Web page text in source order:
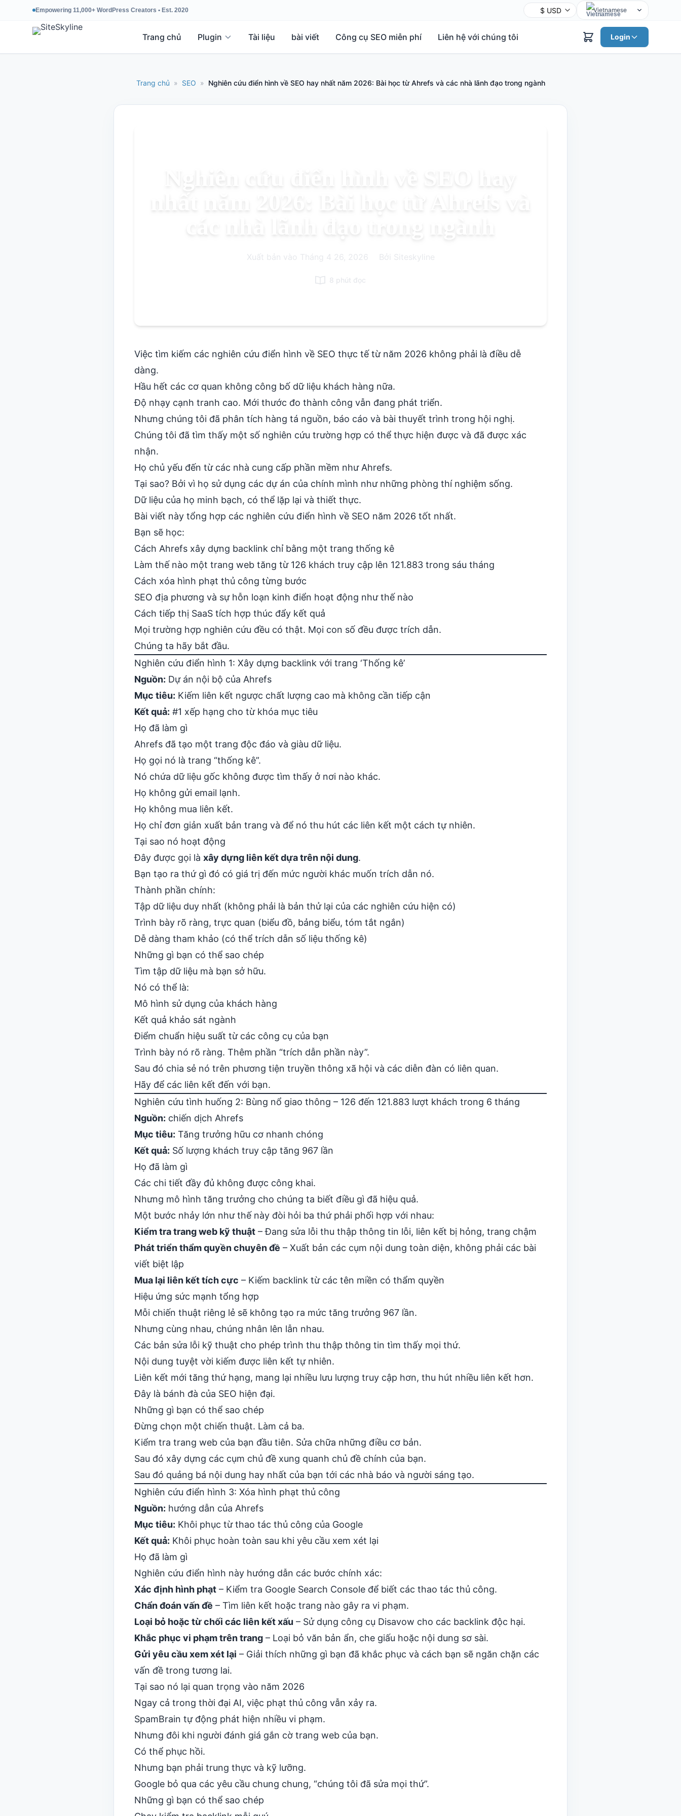
Empowering 11,000+ WordPress Creators • Est. 2020 Vietnamese
English
Chinese
Trang chủ Plugin Tài liệu bài viết Công cụ SEO miễn phí Liên hệ với chúng tôi Login
Trang chủ » SEO » Nghiên cứu điển hình về SEO hay nhất năm 2026: Bài học từ Ahrefs và các nhà lãnh đạo trong ngành
Nghiên cứu điển hình về SEO hay
Xuất bản vào Tháng 4 26, 2026 Bởi Siteskyline
8 phút đọc
Việc tìm kiếm các nghiên cứu điển hình về SEO thực tế từ năm 2026 không phải là điều dễ
dàng.
Hầu hết các cơ quan không công bố dữ liệu khách hàng nữa.
Độ nhạy cạnh tranh cao. Mới thước đo thành công vẫn đang phát triển.
Nhưng chúng tôi đã phân tích hàng tá nguồn, báo cáo và bài thuyết trình trong hội nghị.
Chúng tôi đã tìm thấy một số nghiên cứu trường hợp có thể thực hiện được và đã được xác
nhận.
Họ chủ yếu đến từ các nhà cung cấp phần mềm như Ahrefs.
Tại sao? Bởi vì họ sử dụng các dự án của chính mình như những phòng thí nghiệm sống.
Dữ liệu của họ minh bạch, có thể lặp lại và thiết thực.
Bài viết này tổng hợp các nghiên cứu điển hình về SEO năm 2026 tốt nhất.
Bạn sẽ học:
Cách Ahrefs xây dựng backlink chỉ bằng một trang thống kê
Làm thế nào một trang web tăng từ 126 khách truy cập lên 121.883 trong sáu tháng
Cách xóa hình phạt thủ công từng bước
SEO địa phương và sự hỗn loạn kinh điển hoạt động như thế nào
Cách tiếp thị SaaS tích hợp thúc đẩy kết quả
Mọi trường hợp nghiên cứu đều có thật. Mọi con số đều được trích dẫn.
Chúng ta hãy bắt đầu.
Nghiên cứu điển hình 1: Xây dựng backlink với trang ‘Thống kê’
Nguồn: Dự án nội bộ của Ahrefs
Mục tiêu: Kiếm liên kết ngược chất lượng cao mà không cần tiếp cận
Kết quả: #1 xếp hạng cho từ khóa mục tiêu
Họ đã làm gì
Ahrefs đã tạo một trang độc đáo và giàu dữ liệu.
Họ gọi nó là trang “thống kê”.
Nó chứa dữ liệu gốc không được tìm thấy ở nơi nào khác.
Họ không gửi email lạnh.
Họ không mua liên kết.
Họ chỉ đơn giản xuất bản trang và để nó thu hút các liên kết một cách tự nhiên.
Tại sao nó hoạt động
Đây được gọi là xây dựng liên kết dựa trên nội dung.
Bạn tạo ra thứ gì đó có giá trị đến mức người khác muốn trích dẫn nó.
Thành phần chính:
Tập dữ liệu duy nhất (không phải là bản thử lại của các nghiên cứu hiện có)
Trình bày rõ ràng, trực quan (biểu đồ, bảng biểu, tóm tắt ngắn)
Dễ dàng tham khảo (có thể trích dẫn số liệu thống kê)
Những gì bạn có thể sao chép
Tìm tập dữ liệu mà bạn sở hữu.
Nó có thể là:
Mô hình sử dụng của khách hàng
Kết quả khảo sát ngành
Điểm chuẩn hiệu suất từ ​​các công cụ của bạn
Trình bày nó rõ ràng. Thêm phần “trích dẫn phần này”.
Sau đó chia sẻ nó trên phương tiện truyền thông xã hội và các diễn đàn có liên quan.
Hãy để các liên kết đến với bạn.
Nghiên cứu tình huống 2: Bùng nổ giao thông – 126 đến 121.883 lượt khách trong 6 tháng
Nguồn: chiến dịch Ahrefs
Mục tiêu: Tăng trưởng hữu cơ nhanh chóng
Kết quả: Số lượng khách truy cập tăng 967 lần
Họ đã làm gì
Các chi tiết đầy đủ không được công khai.
Nhưng mô hình tăng trưởng cho chúng ta biết điều gì đã hiệu quả.
Một bước nhảy lớn như thế này đòi hỏi ba thứ phải phối hợp với nhau:
Kiểm tra trang web kỹ thuật –Đang sửa lỗi thu thập thông tin lỗi, liên kết bị hỏng, trang chậm
Phát triển thẩm quyền chuyên đề – Xuất bản các cụm nội dung toàn diện, không phải các bài
viết biệt lập
Mua lại liên kết tích cực – Kiếm backlink từ các tên miền có thẩm quyền
Hiệu ứng sức mạnh tổng hợp
Mỗi chiến thuật riêng lẻ sẽ không tạo ra mức tăng trưởng 967 lần.
Nhưng cùng nhau, chúng nhân lên lẫn nhau.
Các bản sửa lỗi kỹ thuật cho phép trình thu thập thông tin tìm thấy mọi thứ.
Nội dung tuyệt vời kiếm được liên kết tự nhiên.
Liên kết mới tăng thứ hạng, mang lại nhiều lưu lượng truy cập hơn, thu hút nhiều liên kết hơn.
Đây là bánh đà của SEO hiện đại.
Những gì bạn có thể sao chép
Đừng chọn một chiến thuật. Làm cả ba.
Kiểm tra trang web của bạn đầu tiên. Sửa chữa những điều cơ bản.
Sau đó xây dựng các cụm chủ đề xung quanh chủ đề chính của bạn.
Sau đó quảng bá nội dung hay nhất của bạn tới các nhà báo và người sáng tạo.
Nghiên cứu điển hình 3: Xóa hình phạt thủ công
Nguồn: hướng dẫn của Ahrefs
Mục tiêu: Khôi phục từ thao tác thủ công của Google
Kết quả: Khôi phục hoàn toàn sau khi yêu cầu xem xét lại
Họ đã làm gì
Nghiên cứu điển hình này hướng dẫn các bước chính xác:
Xác định hình phạt – Kiểm tra Google Search Console để biết các thao tác thủ công.
Chẩn đoán vấn đề – Tìm liên kết hoặc trang nào gây ra vi phạm.
Loại bỏ hoặc từ chối các liên kết xấu – Sử dụng công cụ Disavow cho các backlink độc hại.
Khắc phục vi phạm trên trang – Loại bỏ văn bản ẩn, che giấu hoặc nội dung sơ sài.
Gửi yêu cầu xem xét lại – Giải thích những gì bạn đã khắc phục và cách bạn sẽ ngăn chặn các
vấn đề trong tương lai.
Tại sao nó lại quan trọng vào năm 2026
Ngay cả trong thời đại AI, việc phạt thủ công vẫn xảy ra.
SpamBrain tự động phát hiện nhiều vi phạm.
Nhưng đôi khi người đánh giá gắn cờ trang web của bạn.
Có thể phục hồi.
Nhưng bạn phải trung thực và kỹ lưỡng.
Google bỏ qua các yêu cầu chung chung, “chúng tôi đã sửa mọi thứ”.
Những gì bạn có thể sao chép